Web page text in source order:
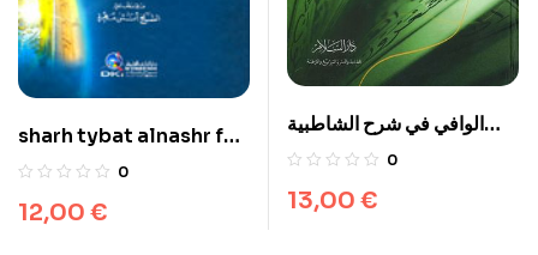
sharh tybat alnashr fy
alqira’at al’ashr شرح
العشر
0
12,00 €
الوافي في شرح الشاطبية
ALWAFI FI SHARH ACH-
0
13,00 €